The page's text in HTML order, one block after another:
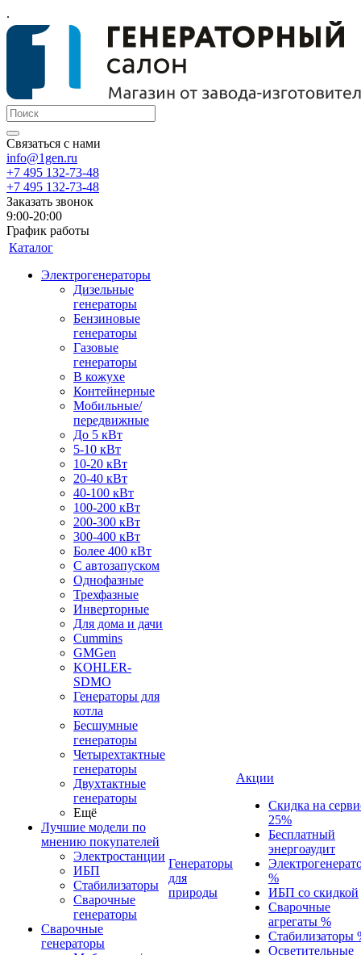
.
Связаться с нами
info@1gen.ru
+7 495 132-73-48
+7 495 132-73-48
Заказать звонок
9:00-20:00
График работы
Каталог
Электрогенераторы
Дизельные
генераторы
Бензиновые
генераторы
Газовые
генераторы
В кожухе
Контейнерные
Мобильные/
передвижные
До 5 кВт
5-10 кВт
10-20 кВт
20-40 кВт
40-100 кВт
100-200 кВт
200-300 кВт
300-400 кВт
Более 400 кВт
С автозапуском
Однофазные
Трехфазные
Инверторные
Для дома и дачи
Cummins
GMGen
KOHLER-
SDMO
Генераторы для
котла
Бесшумные
генераторы
Четырехтактные
генераторы
Двухтактные
генераторы
Ещё
Лучшие модели по
мнению покупателей
Электростанции
ИБП
Стабилизаторы
Сварочные
генераторы
Сварочные
генераторы
Генераторы
для
природы
Акции
Скидка на
25%
Бесплатный
энергоаудит
%
ИБП со скидкой
Сварочные
агрегаты %
Стабилизаторы
Осветительные